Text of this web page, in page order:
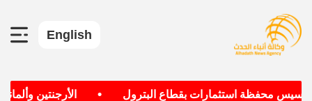
English
محفظة استثمارات بقطاع البترول الأرجنتين